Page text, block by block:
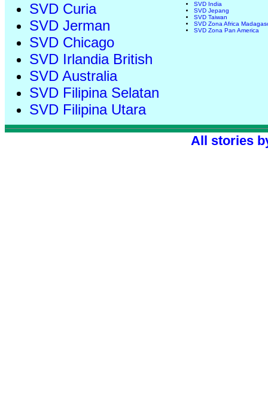
SVD Curia
SVD Jerman
SVD Chicago
SVD Irlandia British
SVD Australia
SVD Filipina Selatan
SVD Filipina Utara
SVD India
SVD Jepang
SVD Taiwan
SVD Zona Africa
SVD Zona Pan America
All stories